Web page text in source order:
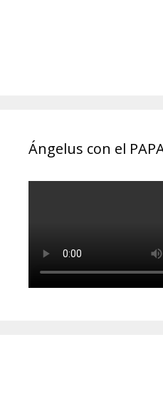
Ángelus con el